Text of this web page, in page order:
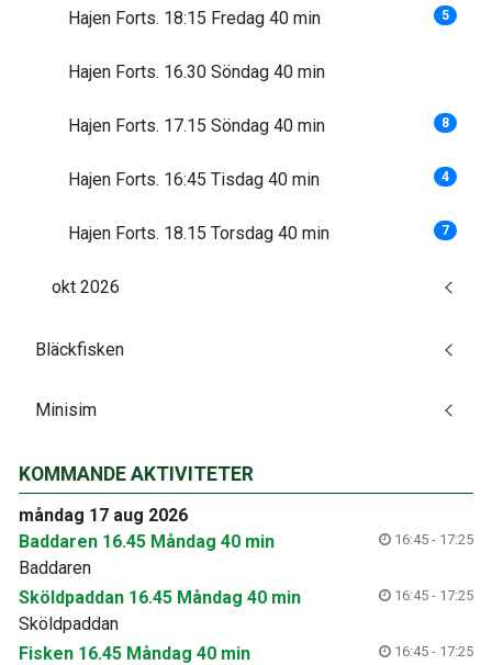
Hajen Forts. 18:15 Fredag 40 min 5
Hajen Forts. 16.30 Söndag 40 min
Hajen Forts. 17.15 Söndag 40 min 8
Hajen Forts. 16:45 Tisdag 40 min 4
Hajen Forts. 18.15 Torsdag 40 min 7
okt 2026
Bläckfisken
Minisim
KOMMANDE AKTIVITETER
måndag 17 aug 2026
Baddaren 16.45 Måndag 40 min
16:45 - 17:25
Baddaren
Sköldpaddan 16.45 Måndag 40 min
16:45 - 17:25
Sköldpaddan
Fisken 16.45 Måndag 40 min
16:45 - 17:25